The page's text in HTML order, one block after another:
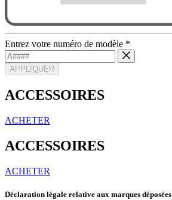
Entrez votre numéro de modèle *
APPLIQUER
ACCESSOIRES
ACHETER
ACCESSOIRES
ACHETER
Déclaration légale relative aux marques déposées